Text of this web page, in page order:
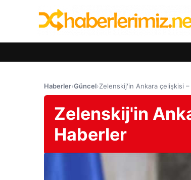
Haberler›Güncel›Zelenskij'in Ankara çelişkisi
Zelenskij'in
Haberler